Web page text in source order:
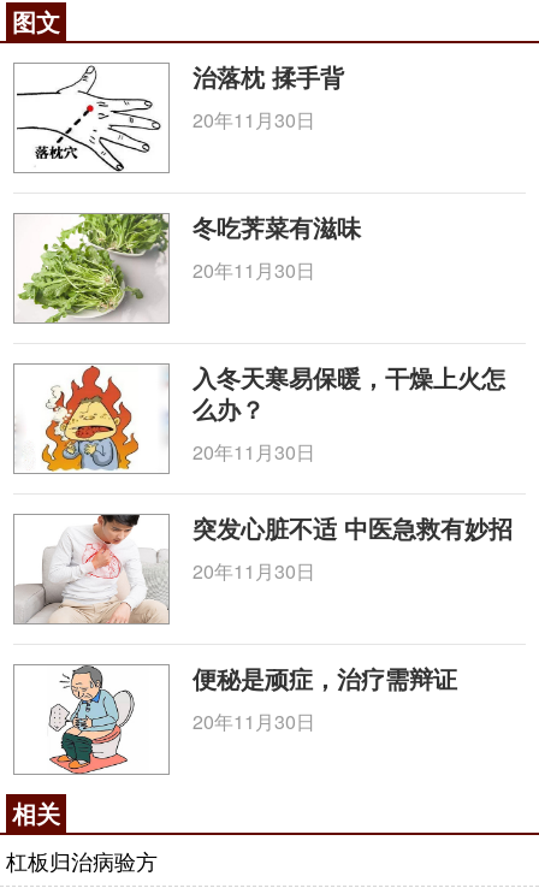
图文
治落枕 揉手背
20年11月30日
冬吃荠菜有滋味
20年11月30日
入冬天寒易保暖，干燥上火怎
么办？
20年11月30日
突发心脏不适 中医急救有妙招
20年11月30日
便秘是顽症，治疗需辩证
20年11月30日
相关
杠板归治病验方